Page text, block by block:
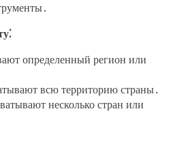
определенный регион или
всю территорию страны․
несколько стран или